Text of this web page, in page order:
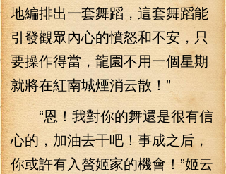
地編排出一套舞蹈，這套舞蹈能
引發觀眾內心的憤怒和不安，只
要操作得當，龍園不用一個星期
就將在紅南城煙消云散！”
“恩！我對你的舞還是很有信
心的，加油去干吧！事成之后，
你或許有入贅姬家的機會！”姬云